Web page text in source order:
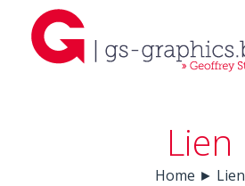
Lien
Home ► Lien